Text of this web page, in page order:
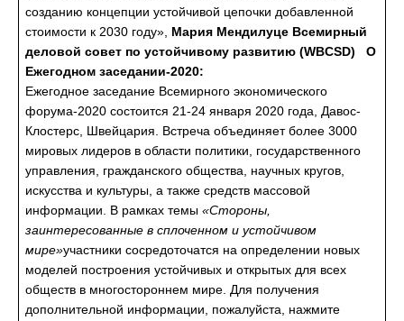
созданию концепции устойчивой цепочки добавленной
стоимости к 2030 году», Мария Мендилуце Всемирный
деловой совет по устойчивому развитию (WBCSD)
О
Ежегодном заседании-2020:
Ежегодное заседание Всемирного экономического
форума-2020 состоится 21-24 января 2020 года, Давос-
Клостерс, Швейцария. Встреча объединяет более 3000
мировых лидеров в области политики, государственного
управления, гражданского общества, научных кругов,
искусства и культуры, а также средств массовой
информации. В рамках темы «Стороны,
заинтересованные в сплоченном и устойчивом
мире»участники сосредоточатся на определении новых
моделей построения устойчивых и открытых для всех
обществ в многостороннем мире. Для получения
дополнительной информации, пожалуйста, нажмите